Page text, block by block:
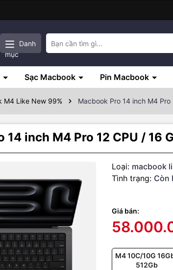
Danh
mục
Sạc Macbook Pin Macbook
M4 Like New 99% Macbook Pro 14 inch M4
14 inch M4 Pro 12 CPU / 16
Loại: macbook
Tình trạng: Còn
Giá bán:
M4 10C/10G
512Gb
Thông số kỹ thuật
Chip M4 cuộc cách mạng tốc độ và
Điểm nổi bật của MacBook Pro M4 là